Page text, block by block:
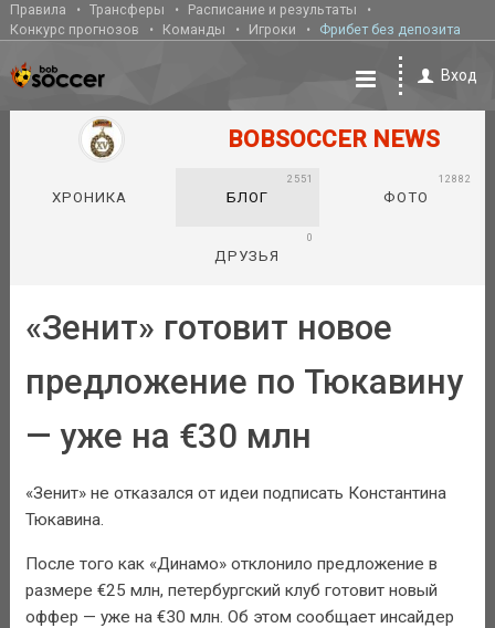
Правила Трансферы
Расписание и результаты
Конкурс прогнозов
Команды Игроки Фрибет без депозита
Вход
BOBSOCCER NEWS
ХРОНИКА БЛОГ
2551
ФОТО
12882
ДРУЗЬЯ
0
«Зенит» готовит новое
предложение по Тюкавину
— уже на €30 млн
«Зенит» не отказался от идеи подписать Константина
Тюкавина.
После того как «Динамо» отклонило предложение в
размере €25 млн, петербургский клуб готовит новый
оффер — уже на €30 млн. Об этом сообщает инсайдер